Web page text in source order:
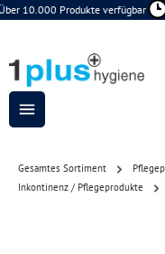
Zum Hauptinhalt springen
10.000 Produkte verfügbar
Gesamtes Sortiment
Inkontinenz / Pflegeprodukte